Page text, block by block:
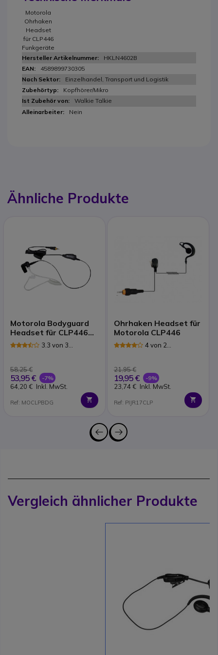
Motorola
Ohrhaken
Headset
für CLP446
Funkgeräte
HKLN4602B
4589899730305
Einzelhandel, Transport und Logistik
Kopfhörer/Mikro
Walkie Talkie
Nein
Ähnliche Produkte
Motorola Bodyguard
Headset für CLP446
Funkgeräte3.3 von 3
58,25 €
53,95 € -7%
64,20 € Inkl. MwSt.
Ref: MOCLPBDG
Ohrhaken Headset für
Motorola CLP446
4 von 2
21,95 €
19,95 € -9%
23,74 € Inkl. MwSt.
Ref: PIJR17CLP
Vergleich ähnlicher Produkte